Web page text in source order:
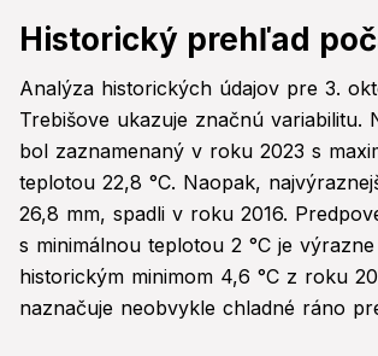
Historický prehľad
Analýza historických údajov pre 3.
Trebišove ukazuje značnú variabilitu.
bol zaznamenaný v roku 2023 s
teplotou 22,8 °C. Naopak,
26,8 mm, spadli v roku 2016.
s minimálnou teplotou 2 °C je
historickým minimom 4,6 °C z roku
naznačuje neobvykle chladné ráno